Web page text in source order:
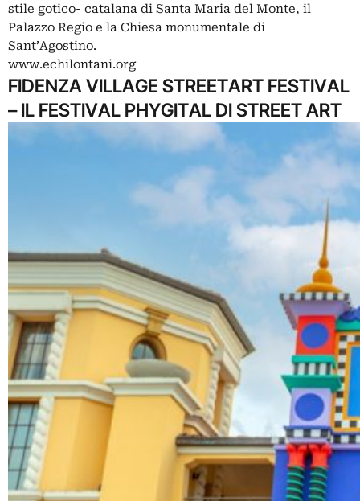
stile gotico- catalana di Santa Maria del Monte, il
Palazzo Regio e la Chiesa monumentale di
Sant’Agostino.
www.echilontani.org
FIDENZA VILLAGE STREETART FESTIVAL
– IL FESTIVAL PHYGITAL DI STREET ART